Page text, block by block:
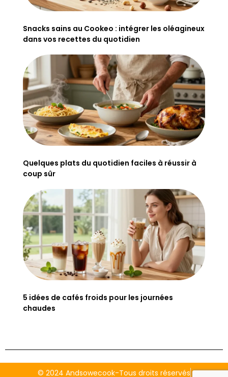
Snacks sains au Cookeo : intégrer les oléagineux
dans vos recettes du quotidien
Quelques plats du quotidien faciles à réussir à
coup sûr
5 idées de cafés froids pour les journées
chaudes
© 2024 Andsowecook-Tous droits réservés